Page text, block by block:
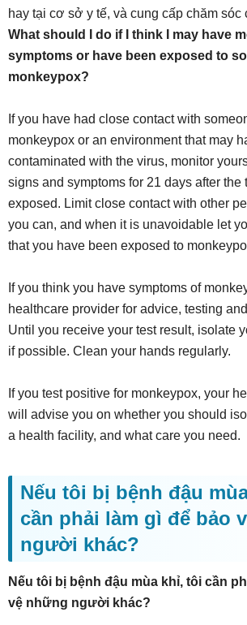
hay tại cơ sở y tế, và cung cấp chăm sóc
What should I do if I think I may have
symptoms or have been exposed to
monkeypox?
If you have had close contact with
monkeypox or an environment that may
contaminated with the virus, monitor
signs and symptoms for 21 days after the
exposed. Limit close contact with other
you can, and when it is unavoidable let
that you have been exposed to
If you think you have symptoms of
healthcare provider for advice, testing
Until you receive your test result, isolate
if possible. Clean your hands regularly.
If you test positive for monkeypox, your
will advise you on whether you should
a health facility, and what care you need.
Nếu tôi bị bệnh đậu
cần phải làm gì để bảo
người khác?
Nếu tôi bị bệnh đậu mùa khỉ, tôi cần
vệ những người khác?